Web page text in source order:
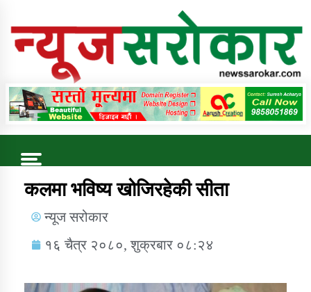
Online News Portal
Trending Now
कलमा भविष्य खोजिरहेकी सीता
न्यूज सरोकार
१६ चैत्र २०८०, शुक्रबार ०८:२४